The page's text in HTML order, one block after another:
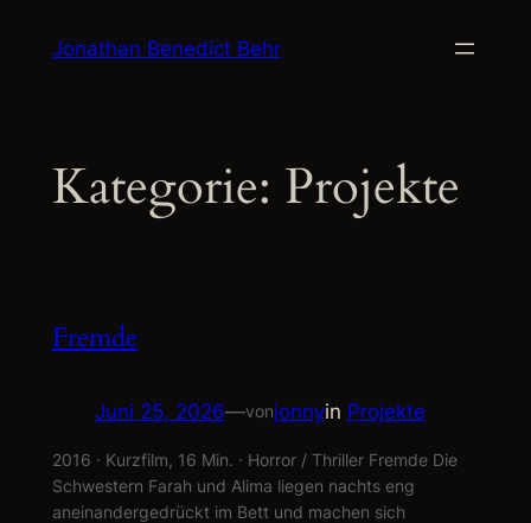
InhaltJonathan Benedict Behr
Kategorie: Projekte
Fremde
Juni 25, 2026—vonjonnyin Projekte
2016 · Kurzfilm, 16 Min. · Horror / Thriller Fremde Die
Schwestern Farah und Alima liegen nachts eng
aneinandergedrückt im Bett und machen sich